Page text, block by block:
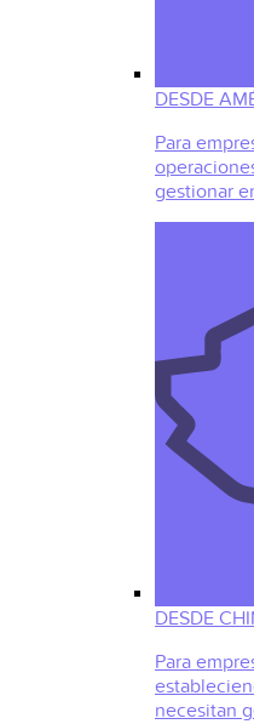
DESDE
Para
gestionar
DESDE
Para
necesitan